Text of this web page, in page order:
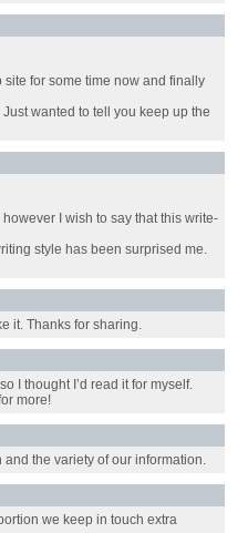
for some time now and finally
wanted to tell you keep up the
I wish to say that this write-
style has been surprised me.
it. Thanks for sharing.
I thought I’d read it for myself.
more!
the variety of our information.
we keep in touch extra